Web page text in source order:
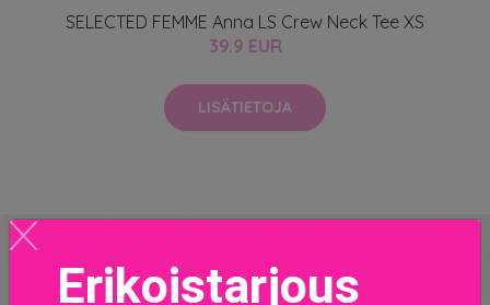
SELECTED FEMME Anna LS Crew Neck Tee XS
39.9 EUR
LISÄTIETOJA
Erikoistarjous